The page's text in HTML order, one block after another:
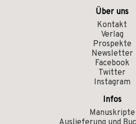
Über uns
Kontakt
Verlag
Prospekte
Newsletter
Facebook
Twitter
Instagram
Infos
Manuskripte